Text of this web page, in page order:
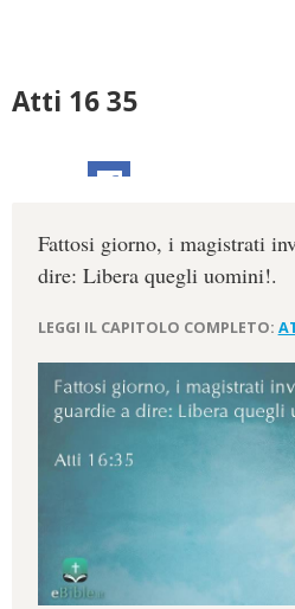
Atti 16 35
Fattosi giorno, i magistrati
dire: Libera quegli uomini!.
LEGGI IL CAPITOLO COMPLETO: